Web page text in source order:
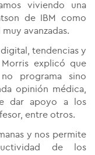
viviendo una
de IBM como
avanzadas.
tendencias y
explicó que
programa sino
opinión médica,
dar apoyo a los
entre otros.
y nos permite
de los